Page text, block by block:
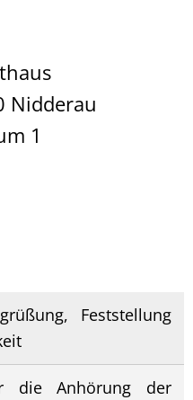
Nidderau
1
Feststellung
die Anhörung der